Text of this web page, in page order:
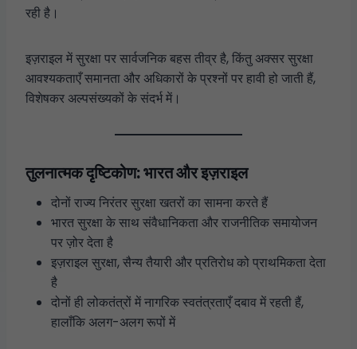
रही है।
इज़राइल में सुरक्षा पर सार्वजनिक बहस तीव्र है, किंतु अक्सर सुरक्षा
आवश्यकताएँ समानता और अधिकारों के प्रश्नों पर हावी हो जाती हैं,
विशेषकर अल्पसंख्यकों के संदर्भ में।
तुलनात्मक दृष्टिकोण: भारत और इज़राइल
दोनों राज्य निरंतर सुरक्षा खतरों का सामना करते हैं
भारत सुरक्षा के साथ संवैधानिकता और राजनीतिक समायोजन
पर ज़ोर देता है
इज़राइल सुरक्षा, सैन्य तैयारी और प्रतिरोध को प्राथमिकता देता
है
दोनों ही लोकतंत्रों में नागरिक स्वतंत्रताएँ दबाव में रहती हैं,
हालाँकि अलग-अलग रूपों में